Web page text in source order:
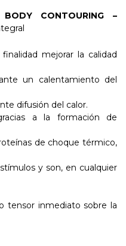
CONTOURING –
mejorar la calidad
un calentamiento del
difusión del calor.
a la formación de
de choque térmico,
y son, en cualquier
tensor inmediato sobre la